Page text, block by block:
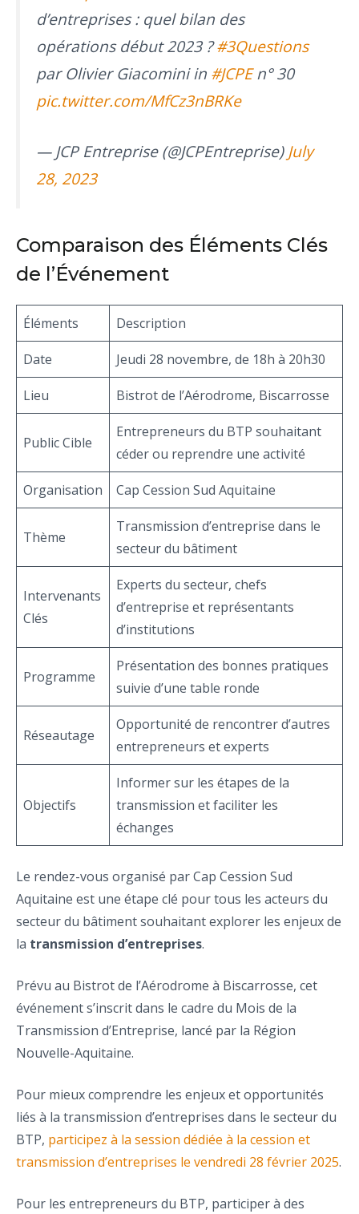
d’entreprises : quel bilan des
opérations début 2023 ?#3Questions
par Olivier Giacomini in #JCPEn° 30
pic.twitter.com/MfCz3nBRKe
— JCP Entreprise (@JCPEntreprise) July
28, 2023
Comparaison des Éléments Clés
de l’Événement
Éléments Description
Date Jeudi 28 novembre, de 18h à 20h30
Lieu Bistrot de l’Aérodrome, Biscarrosse
Public Cible
Entrepreneurs du BTP souhaitant
céder ou reprendre une activité
Organisation Cap Cession Sud Aquitaine
Thème
Transmission d’entreprise dans le
secteur du bâtiment
Intervenants
Clés
Experts du secteur, chefs
d’entreprise et représentants
d’institutions
Programme
Présentation des bonnes pratiques
suivie d’une table ronde
Réseautage
Opportunité de rencontrer d’autres
entrepreneurs et experts
Objectifs
Informer sur les étapes de la
transmission et faciliter les
échanges
Le rendez-vous organisé par Cap Cession Sud
Aquitaine est une étape clé pour tous les acteurs du
secteur du bâtiment souhaitant explorer les enjeux de
la transmission d’entreprises.
Prévu au Bistrot de l’Aérodrome à Biscarrosse, cet
événement s’inscrit dans le cadre du Mois de la
Transmission d’Entreprise, lancé par la Région
Nouvelle-Aquitaine.
Pour mieux comprendre les enjeux et opportunités
liés à la transmission d’entreprises dans le secteur du
BTP, participez à la session dédiée à la cession et
transmission d’entreprises le vendredi 28 février 2025.
Pour les entrepreneurs du BTP, participer à des